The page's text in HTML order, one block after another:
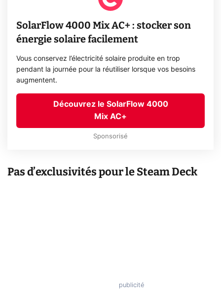
SolarFlow 4000 Mix AC+ : stocker son
énergie solaire facilement
Vous conservez l’électricité solaire produite en trop
pendant la journée pour la réutiliser lorsque vos besoins
augmentent.
Découvrez le SolarFlow 4000
Mix AC+
Sponsorisé
Pas d’exclusivités pour le Steam Deck